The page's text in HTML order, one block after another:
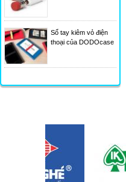
Sổ tay kiêm vỏ điện
thoại của DODOcase